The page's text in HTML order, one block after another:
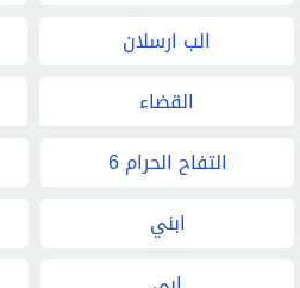
الب ارسلان
القضاء
التفاح الحرام 6
ابني